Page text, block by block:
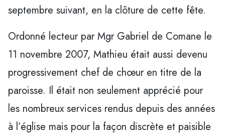
septembre suivant, en la clôture de cette fête.
Ordonné lecteur par Mgr Gabriel de Comane le
11 novembre 2007, Mathieu était aussi devenu
progressivement chef de chœur en titre de la
paroisse. Il était non seulement apprécié pour
les nombreux services rendus depuis des années
à l’église mais pour la façon discrète et paisible